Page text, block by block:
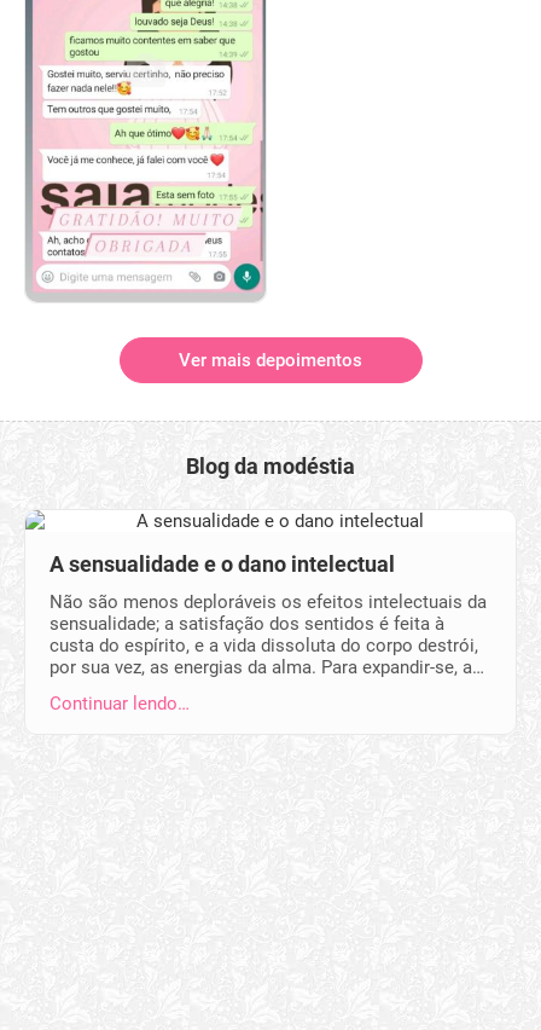
Ver mais depoimentos
Blog da modéstia
A sensualidade e o dano intelectual
Não são menos deploráveis os efeitos intelectuais da
sensualidade; a satisfação dos sentidos é feita à
custa do espírito, e a vida dissoluta do corpo destrói,
por sua vez, as energias da alma. Para expandir-se, a…
Continuar lendo…